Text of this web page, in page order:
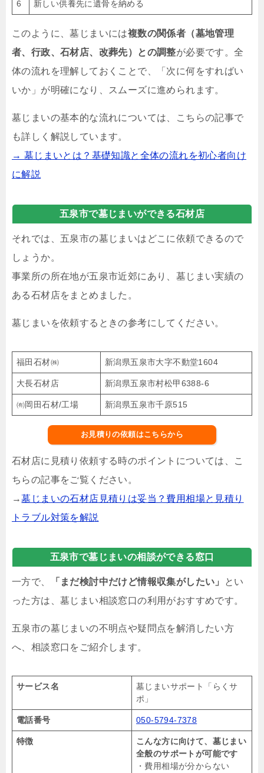
6 新しい供養先に遺骨を納める
このように、墓じまいには複数の関係者（墓地管理
者、行政、石材店、改葬先）との調整が必要です。全
体の流れを理解しておくことで、「次に何をすればい
いか」が明確になり、スムーズに進められます。
墓じまいの基本的な流れについては、こちらの記事で
も詳しく解説しています。
→ 墓じまいとは？基礎知識と全体の流れを初心者向け
に解説
五泉市で墓じまいができる石材店
それでは、五泉市の墓じまいはどこに依頼できるので
しょうか。
事業所の所在地が五泉市近郊にあり、墓じまい実績の
ある石材店をまとめました。
墓じまいを依頼するときの参考にしてください。
福田石材㈱ 新潟県五泉市大字不動堂1604
大長石材店 新潟県五泉市村松甲6388-6
㈲岡田石材/工場 新潟県五泉市千原515
お見積りの依頼はこちらから
石材店に見積り依頼する時のポイントについては、こ
ちらの記事をご覧ください。
→墓じまいの石材店見積りは妥当？費用相場と見積り
トラブル対策を解説
五泉市で墓じまいの相談ができる窓口
一方で、 「まだ検討中だけど情報収集がしたい」
とい
った方は、墓じまい相談窓口の利用がおすすめです。
五泉市の墓じまいの不明点や疑問点を解消したい方
へ、相談窓口をご紹介します。
サービス名
墓じまいサポート「らくサ
ポ」
電話番号 050-5794-7378
特徴
こんな方に向けて、墓じまい
全般のサポートが可能です
・費用相場が分からない